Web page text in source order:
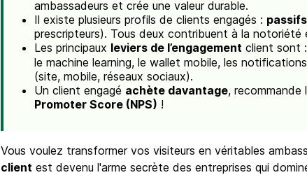
ambassadeurs et crée une valeur durable.
Il existe plusieurs profils de clients engagés : passifs
prescripteurs). Tous deux contribuent à la notoriété
Les principaux leviers de l’engagement client sont :
le machine learning, le wallet mobile, les
(site, mobile, réseaux sociaux).
Un client engagé achète davantage, recommande
Promoter Score (NPS) !
Vous voulez transformer vos visiteurs en véritables
client est devenu l'arme secrète des entreprises qui